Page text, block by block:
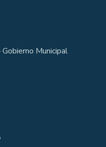
Municipal